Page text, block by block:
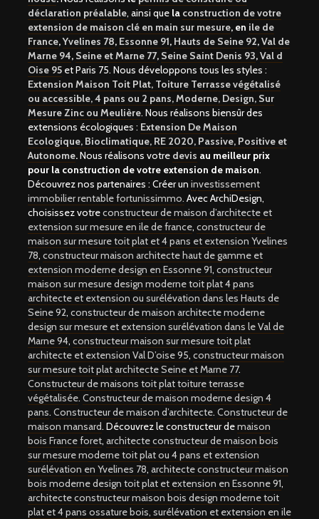
déclaration préalable, ainsi que la construction de votre
extension de maison clé en main sur mesure, en ile de
France,Yvelines 78, Essonne 91, Hauts de Seine 92,Val de
Marne 94, Seine et Marne 77, Seine Saint Denis 93,Val d
Oise 95 et Paris 75. Nous développons tous les styles :
Extension Maison Toit Plat, Toiture Terrasse végétalisé
ou accessible, 4 pans ou 2 pans, Moderne, Design, Sur
Mesure Zinc ou Meulière. Nous réalisons biensûr des
extensions écologiques : Extension De Maison
Ecologique, Bioclimatique, RE 2020, Passive, Positive et
Autonome.Nous réalisons votre devis au meilleur prix
pour la construction de votre extension de maison.
Découvrez nos partenaires : Créer un investissement
immobilier rentable fortunissimmo. Avec ArchiDesign,
choisissez votreconstructeur de maison d’architecte et
extension sur mesure en ile de france, constructeur de
maison sur mesure toit plat et 4 pans et extension Yvelines
78, constructeur maison architecte haut de gamme et
extension moderne design en Essonne 91, constructeur
maison sur mesure design moderne toit plat 4 pans
architecte et extension ou surélévation dans les Hauts de
Seine 92, constructeur de maison architecte moderne
design sur mesure et extension surélévation dans le Val de
Marne 94, constructeur maison sur mesure toit plat
architecte et extension Val D’oise 95, constructeur maison
sur mesure toit plat architecte Seine et Marne 77.
Constructeur de maisons toit plat toiture terrasse
végétalisée. Constructeur de maison moderne design 4
pans. Constructeur de maison d’architecte. Constructeur de
maison mansard. Découvrez le constructeur demaison
bois France foret, architecte constructeur de maison bois
sur mesure moderne toit plat ou 4 pans et extension
surélévation en Yvelines 78, architecte constructeur maison
bois moderne design toit plat et extension en Essonne 91,
architecte constructeur maison bois design moderne toit
plat et 4 pans ossature bois, surélévation et extension en ile